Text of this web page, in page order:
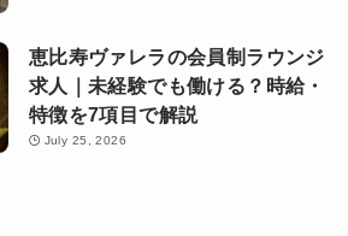
恵比寿ヴァレラの会員制ラウンジ
求人｜未経験でも働ける？時給・
特徴を7項目で解説
July 25, 2026